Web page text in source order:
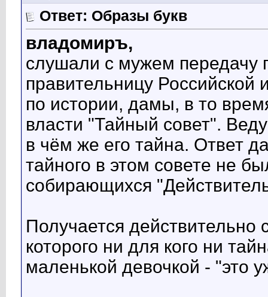
Ответ: Образы букв
владомиръ,
слушали с мужем передачу
правительницу
по истории, дамы, в то
власти "Тайный совет".
в чём же его тайна. Ответ
тайного в этом совете не
собирающихся
Получается действительно
которого ни для кого ни
маленькой девочкой - "это